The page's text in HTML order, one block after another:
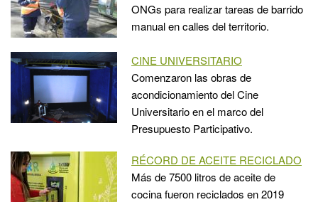
ONGs para realizar tareas de barrido
manual en calles del territorio.
CINE UNIVERSITARIO
Comenzaron las obras de
acondicionamiento del Cine
Universitario en el marco del
Presupuesto Participativo.
RÉCORD DE ACEITE RECICLADO
Más de 7500 litros de aceite de
cocina fueron reciclados en 2019